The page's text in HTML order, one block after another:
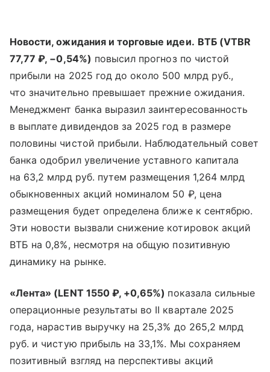
Новости, ожидания и торговые идеи. ВТБ (VTBR
77,77 ₽, −0,54%) повысил прогноз по чистой
прибыли на 2025 год до около 500 млрд руб.,
что значительно превышает прежние ожидания.
Менеджмент банка выразил заинтересованность
в выплате дивидендов за 2025 год в размере
половины чистой прибыли. Наблюдательный совет
банка одобрил увеличение уставного капитала
на 63,2 млрд руб. путем размещения 1,264 млрд
обыкновенных акций номиналом 50 ₽, цена
размещения будет определена ближе к сентябрю.
Эти новости вызвали снижение котировок акций
ВТБ на 0,8%, несмотря на общую позитивную
динамику на рынке.
«Лента» (LENT 1550 ₽, +0,65%) показала сильные
операционные результаты во II квартале 2025
года, нарастив выручку на 25,3% до 265,2 млрд
руб. и чистую прибыль на 33,1%. Мы сохраняем
позитивный взгляд на перспективы акций